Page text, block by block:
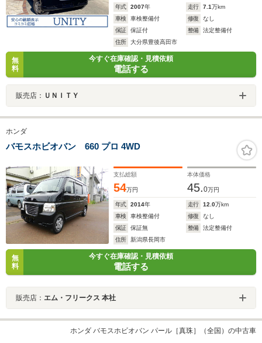
年式 2007年 走行 7.1万km
車検
車検整備付 修復
なし
保証
保証付 整備
法定整備付
住所
大分県豊後高田市
無
料
今すぐ在庫確認・見積依頼
電話する
販売店： ＵＮＩＴＹ
ホンダ
バモスホビオバン 660 プロ 4WD
支払総額
54万円
本体価格
45.0万円
年式 2014年 走行 12.0万km
車検
車検整備付 修復
なし
保証
保証無 整備
法定整備付
住所
新潟県長岡市
無
料
今すぐ在庫確認・見積依頼
電話する
販売店： エム・フリークス 本社
ホンダ バモスホビオバン パール［真珠］（全国）の中古車